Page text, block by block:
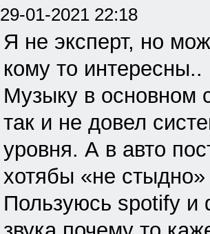
29-01-2021 22:18
Я не эксперт, но
кому то интересны..
Музыку в основном
так и не довел
уровня. А в авто
хотябы «не
Пользуюсь spotify и